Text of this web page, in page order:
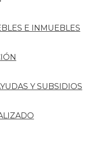
E INMUEBLES
Y SUBSIDIOS